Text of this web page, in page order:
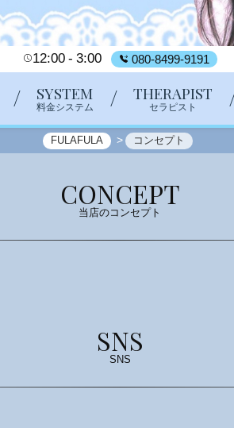
12:00 3:00 080-8499-9191
SYSTEM
料金システム
THERAPIST
セラピスト
FULAFULA コンセプト
CONCEPT
当店のコンセプト
SNS
SNS